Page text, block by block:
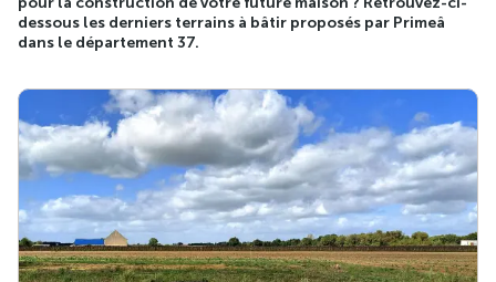
dessous les derniers terrains à bâtir proposés par Primeâ
dans le département 37.